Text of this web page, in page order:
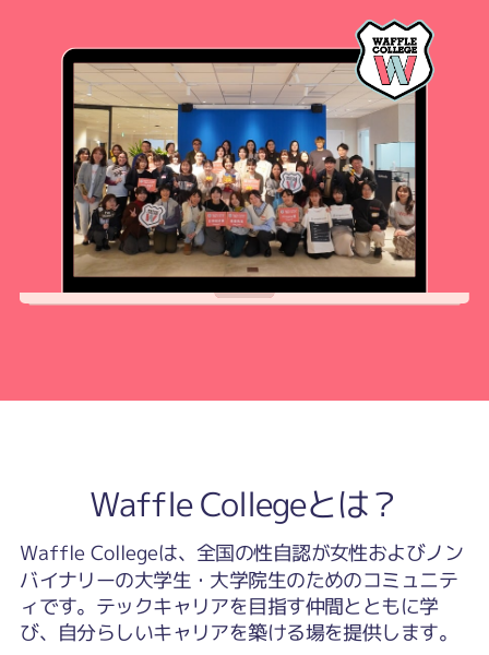
Waffle Collegeとは？
Waffle Collegeは、全国の性自認が女性およびノン
バイナリーの大学生・大学院生のためのコミュニテ
ィです。テックキャリアを目指す仲間とともに学
び、自分らしいキャリアを築ける場を提供します。